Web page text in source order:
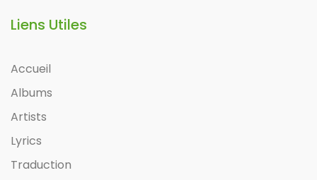
Liens Utiles
Accueil
Albums
Artists
Lyrics
Traduction